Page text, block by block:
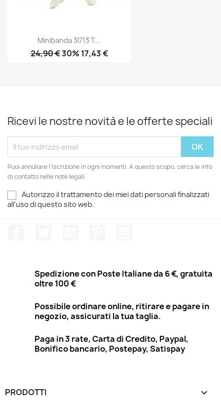
Minibanda 3I713 T...
24,90 €30% 17,43 €
Ricevi le nostre novità e le offerte speciali
Puoi annullare l'iscrizione in ogni momenti. A questo scopo, cerca le info
di contatto nelle note legali.
Autorizzo il trattamento dei miei dati personali finalizzati
all'uso di questo sito web.
Spedizione con Poste Italiane da 6 €, gratuita
oltre 100 €
Possibile ordinare online, ritirare e pagare in
negozio, assicurati la tua taglia.
Paga in 3 rate, Carta di Credito, Paypal,
Bonifico bancario, Postepay, Satispay
PRODOTTI 